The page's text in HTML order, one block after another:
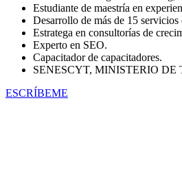
Estudiante de maestría en
Desarrollo de más de 15
Estratega en consultorías de
Experto en SEO.
Capacitador de capacitadores.
SENESCYT, MINISTERIO DE
ESCRÍBEME